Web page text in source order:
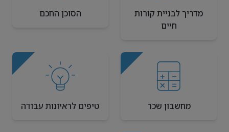
מדריך לבניית קורות
חיים
הסוכן החכם
מחשבון שכר טיפים לראיונות עבודה